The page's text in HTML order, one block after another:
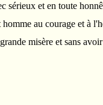
sérieux et en toute
au courage et à
misère et sans